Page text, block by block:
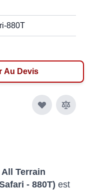
880T
Au Devis
Terrain
- 880T) est